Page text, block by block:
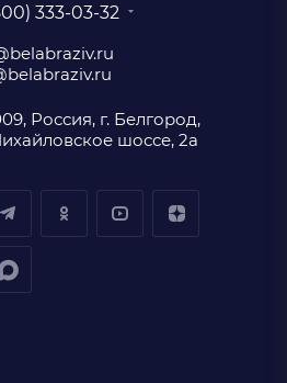
333-03-32
Россия, г. Белгород,
шоссе, 2а